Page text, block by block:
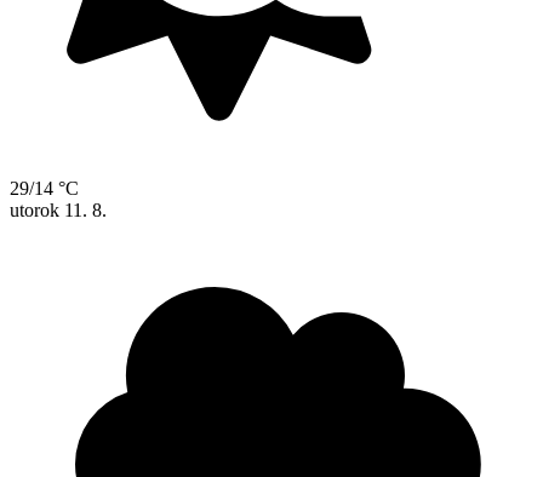
29/14 °C
utorok 11. 8.